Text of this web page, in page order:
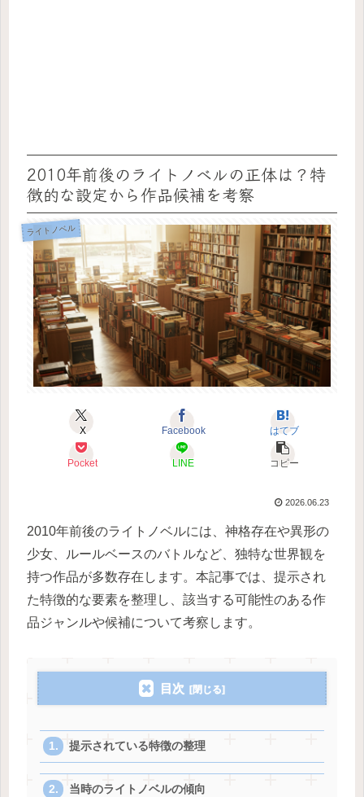
2010年前後のライトノベルの正体は？特
徴的な設定から作品候補を考察
ライトノベル
X Facebook はてブ
Pocket LINE コピー
2026.06.23
2010年前後のライトノベルには、神格存在や異形の
少女、ルールベースのバトルなど、独特な世界観を
持つ作品が多数存在します。本記事では、提示され
た特徴的な要素を整理し、該当する可能性のある作
品ジャンルや候補について考察します。
目次
提示されている特徴の整理
当時のライトノベルの傾向